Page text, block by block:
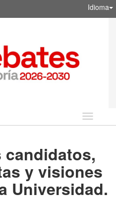
Idioma
Idioma
candidatos,
y visiones
Universidad.